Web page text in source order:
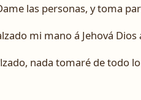
las personas, y toma
mi mano á Jehová
nada tomaré de todo